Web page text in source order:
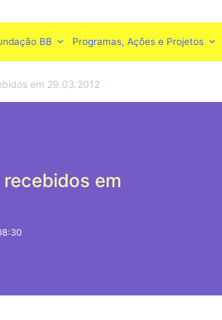
BB Programas, Ações e Projetos
em 29.03.2012
em